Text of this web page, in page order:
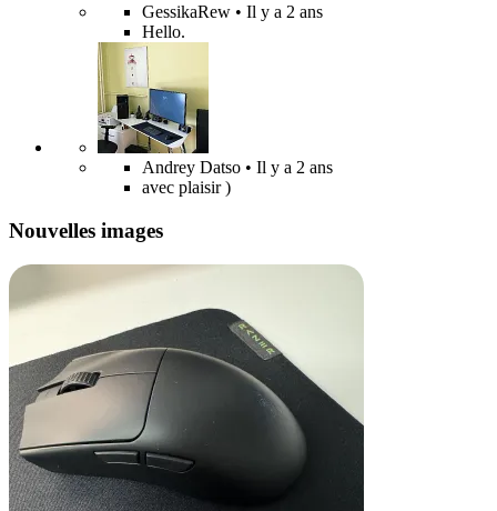
GessikaRew • Il y a 2 ans
Hello.
Andrey Datso • Il y a 2 ans
avec plaisir )
Nouvelles images